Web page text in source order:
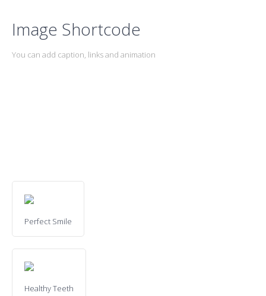
Image Shortcode
You can add caption, links and animation
Perfect Smile
Healthy Teeth